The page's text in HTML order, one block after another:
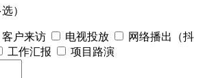
）
客户来访 电视投放
网络播出（抖
工作汇报 项目路演